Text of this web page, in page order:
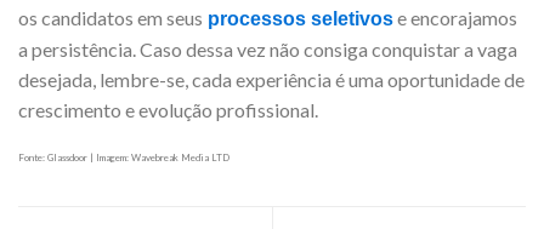
os candidatos em seus processos seletivose encorajamos
a persistência. Caso dessa vez não consiga conquistar a vaga
desejada, lembre-se, cada experiência é uma oportunidade de
crescimento e evolução profissional.
Fonte: Glassdoor | Imagem: Wavebreak Media LTD